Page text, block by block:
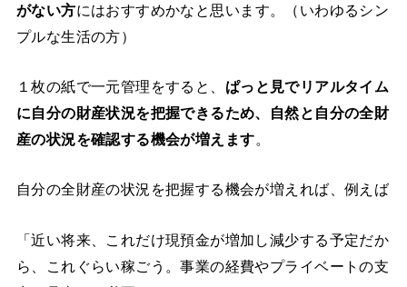
がない方にはおすすめかなと思います。（いわゆるシン
プルな生活の方）
１枚の紙で一元管理をすると、 ぱっと見でリアルタイム
に自分の財産状況を把握できるため、自然と自分の全財
産の状況を確認する機会が増えます。
自分の全財産の状況を把握する機会が増えれば、例えば
「近い将来、これだけ現預金が増加し減少する予定だか
ら、これぐらい稼ごう。事業の経費やプライベートの支